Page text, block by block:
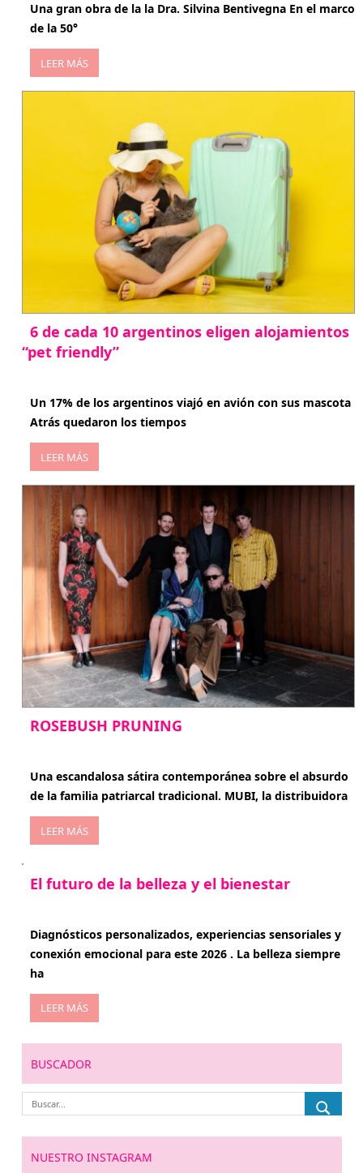
Una gran obra de la la Dra. Silvina Bentivegna En el marco
de la 50°
LEER MÁS
6 de cada 10 argentinos eligen alojamientos
“pet friendly”
Un 17% de los argentinos viajó en avión con sus mascota
Atrás quedaron los tiempos
LEER MÁS
ROSEBUSH PRUNING
Una escandalosa sátira contemporánea sobre el absurdo
de la familia patriarcal tradicional. MUBI, la distribuidora
LEER MÁS
El futuro de la belleza y el bienestar
Diagnósticos personalizados, experiencias sensoriales y
conexión emocional para este 2026 . La belleza siempre
ha
LEER MÁS
BUSCADOR
NUESTRO INSTAGRAM